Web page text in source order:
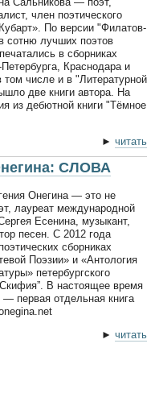
член поэтического
По версии "Филатов-
сотню лучших поэтов
в сборниках
Краснодара и
том числе и в "Литературной
две книги автора. На
из дебютной книги "Тёмное
► читать
СЛОВА
Онегина — это не
лауреат международной
Есенина, музыкант,
песен. С 2012 года
сборниках
Поэзии» и «Антология
петербургского
В настоящее время
первая отдельная книга
► читать